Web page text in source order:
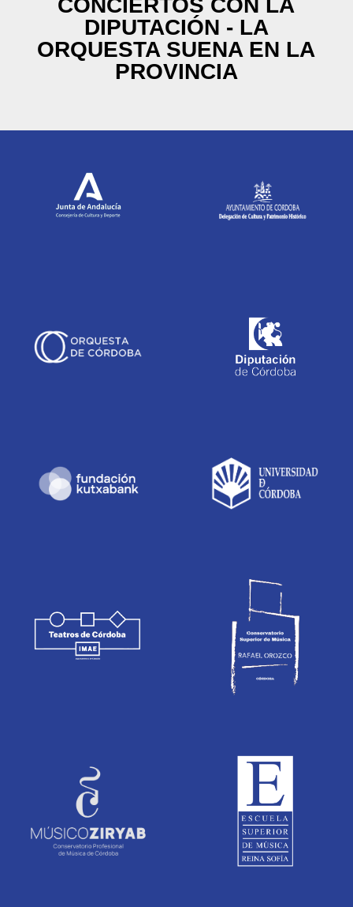
CONCIERTOS CON LA
DIPUTACIÓN - LA
ORQUESTA SUENA EN LA
PROVINCIA